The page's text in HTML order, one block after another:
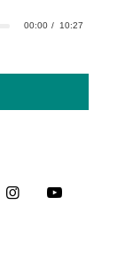
00:00 10:27